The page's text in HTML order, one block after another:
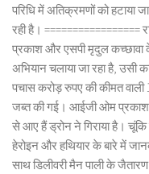
परिधि में अतिक्रमणों को हटाया
रही है।
प्रकाश और एसपी मृदुल कच्छावा
अभियान चलाया जा रहा है, उसी
पचास करोड़ रुपए की कीमत
जब्त की गई। आईजी ओम प्रकाश
से आए हैं ड्रोन ने गिराया है। चूंकि
हेरोइन और हथियार के बारे में
साथ डिलीवरी मैन पाली के जैतारण